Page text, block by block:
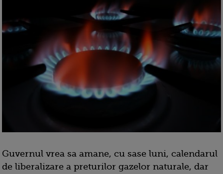
Guvernul vrea sa amane, cu sase luni, calendarul
de liberalizare a preturilor gazelor naturale, dar